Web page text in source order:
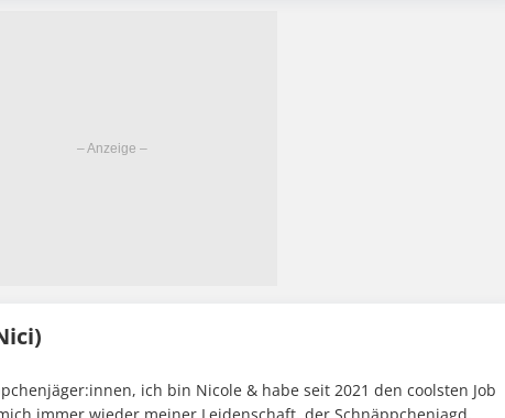
ich bin Nicole & habe seit 2021 den coolsten Job
immer wieder meiner Leidenschaft, der Schnäppchenjagd,